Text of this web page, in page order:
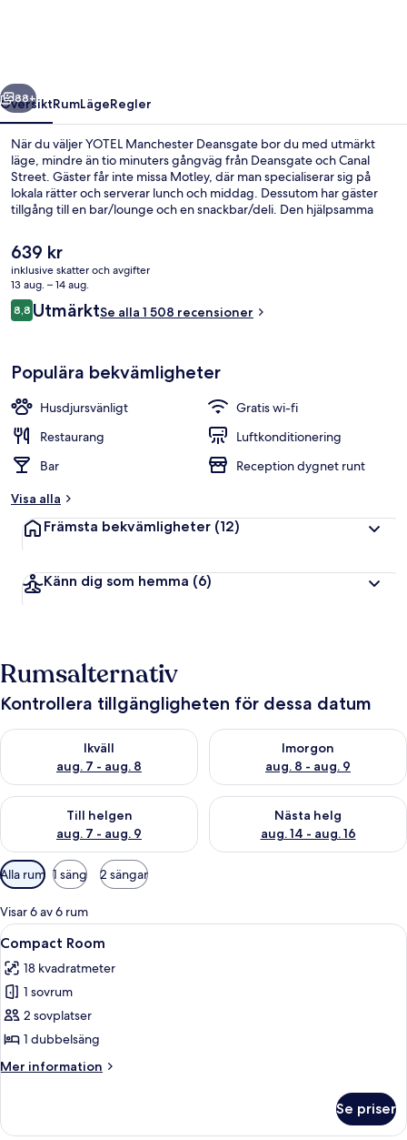
Nästa
88+
ÖversiktRumLägeRegler
När du väljer YOTEL Manchester Deansgate bor du med utmärkt
läge, mindre än tio minuters gångväg från Deansgate och Canal
Street. Gäster får inte missa Motley, där man specialiserar sig på
lokala rätter och serverar lunch och middag. Dessutom har gäster
tillgång till en bar/lounge och en snackbar/deli. Den hjälpsamma
ligger bara en kort promenad från kollektivtrafik. Till St Peters
Square Station tar det 6 minuter att gå och till Exchange Square
spårvagnshållplats är det 8 minuter.
Det
nuvarande
priset
är
639 kr
639 kr
inklusive skatter och avgifter
13 aug. – 14 aug.
Recensioner
8,88,8 av 10,
UtmärktSe alla 1 508 recensioner
Populära bekvämligheter
Husdjursvänligt
Gratis wi-fi
Restaurang
Luftkonditionering
Bar
Reception dygnet runt
Visa alla
Främsta bekvämligheter (12)
Känn dig som hemma (6)
Rumsalternativ
Kontrollera tillgängligheten för dessa datum
Ikväll
aug. 7 - aug. 8
Kontrollera tillgängligheten för ikväll aug. 7 - aug. 8
Imorgon
aug. 8 - aug. 9
Kontrollera tillgängligheten
Till helgen
aug. 7 - aug. 9
Kontrollera tillgängligheten för den här helgen aug. 7 - aug. 9
Nästa helg
aug. 14 - aug. 16
Kontrollera tillgängligheten
Tillgängliga
filter
för
rum
Alla rum 1 säng 2 sängar
Visar 6 av 6 rum
Öppna
alla
foton
för
Compact
Room
Ett modernt hotellrum med trägolv,
14
Compact Room
18 kvadratmeter
1 sovrum
2 sovplatser
1 dubbelsäng
Mer information
Mer
Room
Se priser